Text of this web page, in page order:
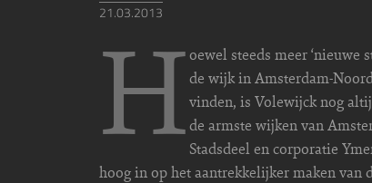
21.03.2013
Hoewel steeds meer ‘nieuwe
de wijk in Amsterdam-
vinden, is Volewijck nog
de armste wijken van
Stadsdeel en corporatie
hoog in op het aantrekkelijker maken van